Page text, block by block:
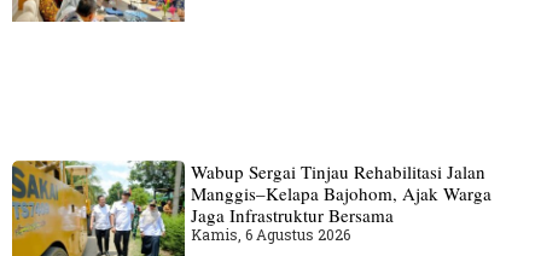
Wabup Sergai Tinjau Rehabilitasi Jalan
Manggis–Kelapa Bajohom, Ajak Warga
Jaga Infrastruktur Bersama
Kamis, 6 Agustus 2026